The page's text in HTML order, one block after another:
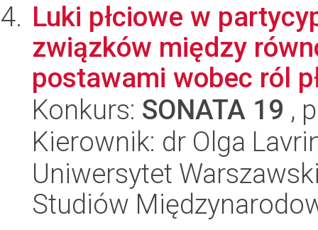
Luki płciowe w
związków między
postawami wobec ról
Konkurs: SONATA 19 ,
Kierownik: dr Olga
Uniwersytet
Studiów